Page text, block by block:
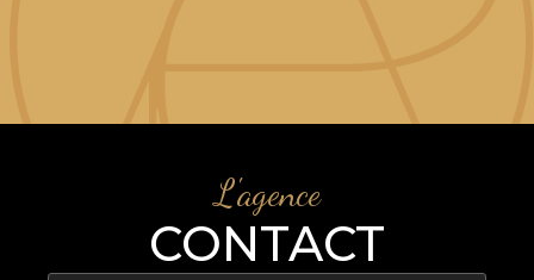
L'agence
CONTACT